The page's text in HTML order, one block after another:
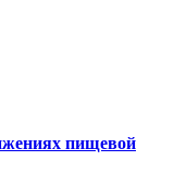
пищевой